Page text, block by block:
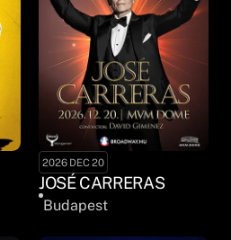
2026 DEC 20
JOSÉ CARRERAS
Budapest